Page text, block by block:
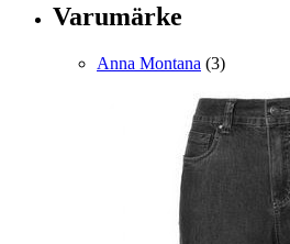
Varumärke
Anna Montana (3)